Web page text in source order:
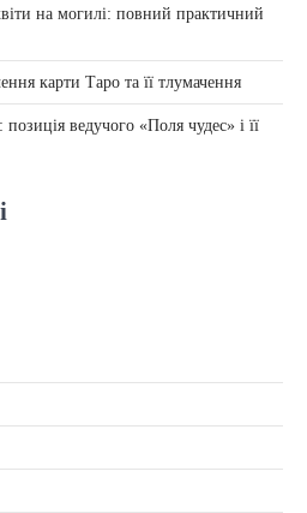
на могилі: повний практичний
карти Таро та її тлумачення
ведучого «Поля чудес» і її